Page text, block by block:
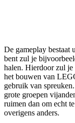
De gameplay bestaat
bent zul je
halen. Hierdoor zul je
het bouwen van
gebruik van
grote groepen
ruimen dan om echt
overigens anders.